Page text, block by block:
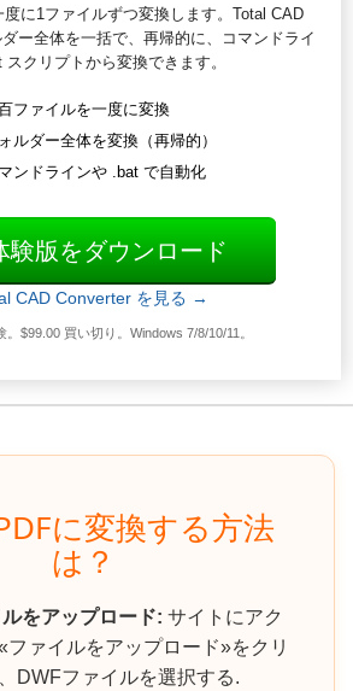
に1ファイルずつ変換します。Total CAD
ー全体を一括で、再帰的に、コマンドライ
スクリプトから変換できます。
ファイルを一度に変換
ルダー全体を変換（再帰的）
ンドラインや .bat で自動化
験版をダウンロード
CAD Converter を見る →
。$99.00 買い切り。Windows 7/8/10/11。
に変換する方法
は？
をアップロード: サイトにアク
ファイルをアップロード»をクリ
DWFファイルを選択する.